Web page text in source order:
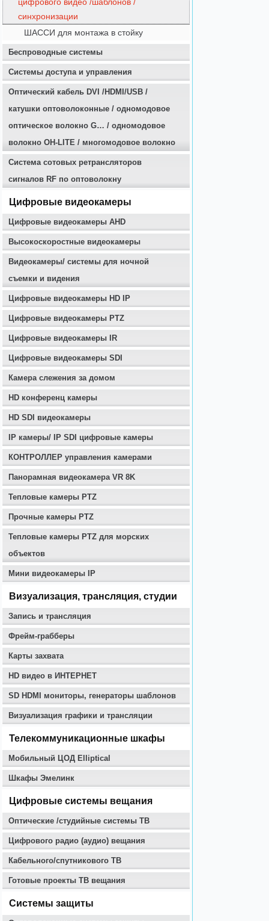
синхронизации
ШАССИ для монтажа в стойку
Беспроводные системы
Системы доступа и управления
Оптичеcкий кабель DVI /HDMI/USB /
катушки оптоволоконные / одномодовое
оптическое волокно G… / одномодовое
волокно OH-LITE / многомодовое волокно
Система сотовых ретрансляторов
сигналов RF по оптоволокну
Цифровые видеокамеры
Цифровые видеокамеры AHD
Высокоскоростные видеокамеры
Видеокамеры/ системы для ночной
съемки и видения
Цифровые видеокамеры HD IP
Цифровые видеокамеры PTZ
Цифровые видеокамеры IR
Цифровые видеокамеры SDI
Камера слежения за домом
HD конференц камеры
HD SDI видеокамеры
IP камеры/ IP SDI цифровые камеры
КОНТРОЛЛЕР управления камерами
Панорамная видеокамера VR 8K
Тепловые камеры PTZ
Прочные камеры PTZ
Тепловые камеры PTZ для морских
объектов
Мини видеокамеры IP
Визуализация, трансляция, студии
Запись и трансляция
Фрейм-грабберы
Карты захвата
HD видео в ИНТЕРНЕТ
SD HDMI мониторы, генераторы шаблонов
Визуализация графики и трансляции
Телекоммуникационные шкафы
Мобильный ЦОД Elliptical
Шкафы Эмелинк
Цифровые системы вещания
Оптические /студийные системы ТВ
Цифрового радио (аудио) вещания
Кабельного/спутникового ТВ
Готовые проекты ТВ вещания
Системы защиты